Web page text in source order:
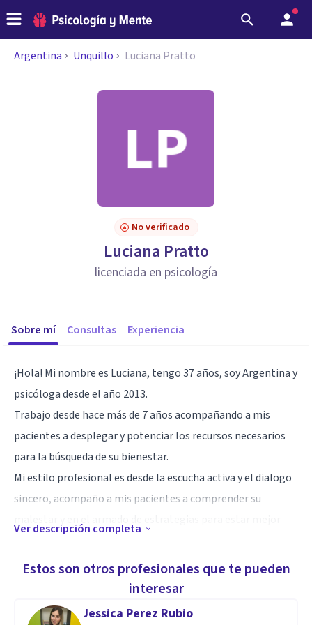
Argentina Unquillo Luciana Pratto
No verificado
Luciana Pratto
licenciada en psicología
Sobre mí Consultas Experiencia
¡Hola! Mi nombre es Luciana, tengo 37 años, soy Argentina y
psicóloga desde el año 2013.
Trabajo desde hace más de 7 años acompañando a mis
pacientes a desplegar y potenciar los recursos necesarios
para la búsqueda de su bienestar.
Mi estilo profesional es desde la escucha activa y el dialogo
sincero, acompaño a mis pacientes a comprender su
Ofrezco un espacio para escucharse, comprenderse y
En mis sesiones buscamos entrenar las habilidades
Ver descripción completa
Estos son otros profesionales que te pueden
interesar
Jessica Perez Rubio